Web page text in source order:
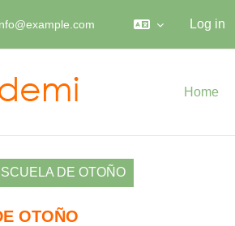
Log in
Home
DE OTOÑO
OTOÑO